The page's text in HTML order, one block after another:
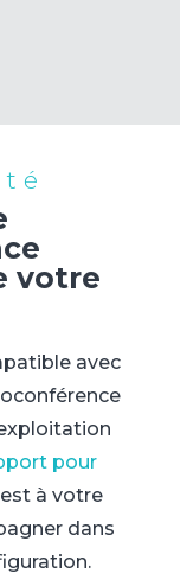
votre
avec
pour
à votre
dans